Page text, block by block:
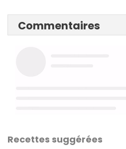
Commentaires
Recettes suggérées